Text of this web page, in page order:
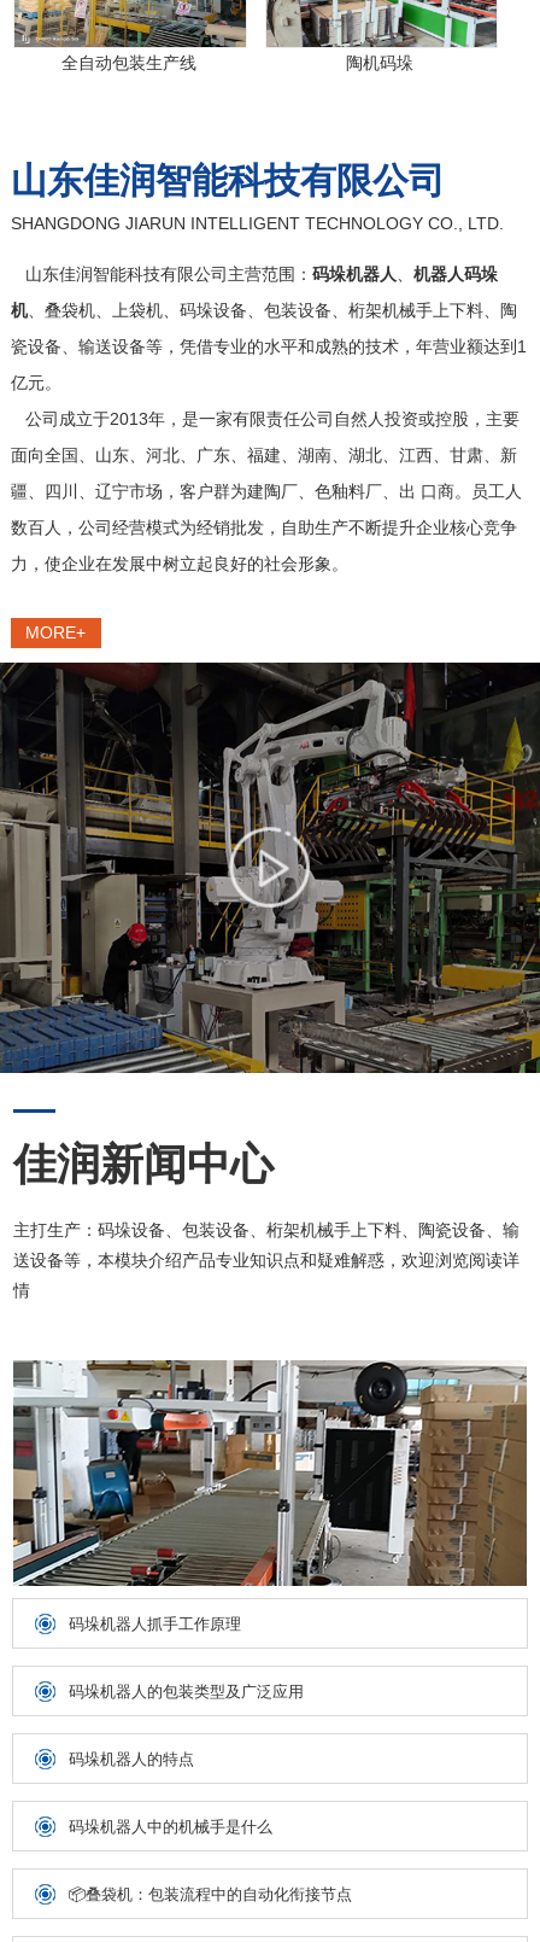
全自动包装生产线 陶机码垛
山东佳润智能科技有限公司
SHANGDONG JIARUN INTELLIGENT TECHNOLOGY CO., LTD.
山东佳润智能科技有限公司 主营范围： 码垛机器人、 机器人码垛
机、叠袋机、上袋机、码垛设备、包装设备、桁架机械手上下料、陶
瓷设备、输送设备等，凭借专业的水平和成熟的技术，年营业额达到1
亿元。
公司 成立于2013年，是一家有限责任公司自然人投资或控股，主要
面向全国、山东、河北、广东、福建、湖南、湖北、江西、甘肃、新
疆、四川、辽宁市场，客户群为建陶厂、色釉料厂、出 口商。员工人
数百人，公司经营模式为经销批发，自助生产不断提升企业核心竞争
力，使企业在发展中树立起良好的社会形象。
MORE+
佳润新闻中心
主打生产：码垛设备、包装设备、桁架机械手上下料、陶瓷设备、输
送设备等，本模块介绍产品专业知识点和疑难解惑，欢迎浏览阅读详
情
码垛机器人抓手工作原理
码垛机器人的包装类型及广泛应用
码垛机器人的特点
码垛机器人中的机械手是什么
📦叠袋机：包装流程中的自动化衔接节点